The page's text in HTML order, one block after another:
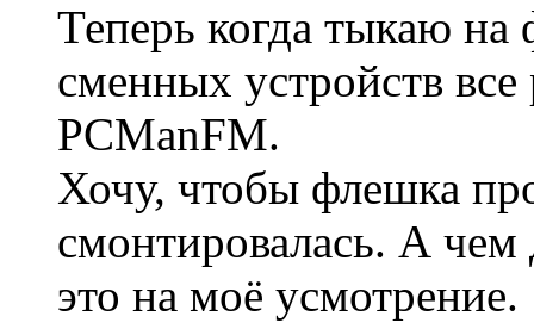
Теперь когда тыкаю на
сменных устройств все
PCManFM.
Хочу, чтобы флешка
смонтировалась. А чем
это на моё усмотрение.